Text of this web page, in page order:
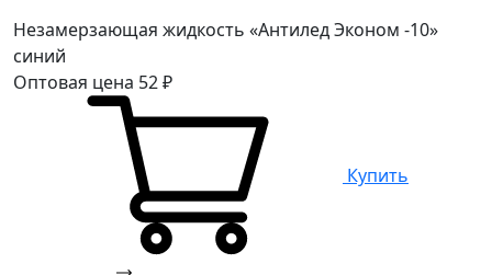
Незамерзающая жидкость «Антилед Эконом -10»
синий
Оптовая цена 52₽
Купить